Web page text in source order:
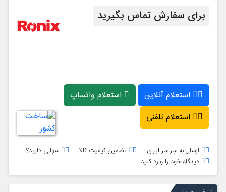
برای سفارش تماس بگیرید
استعلام آنلاین
استعلام واتساپ
استعلام تلفنی
ارسال به سراسر ایران تضمین کیفیت کالا
سوالی دارید؟
دیدگاه خود را وارد کنید